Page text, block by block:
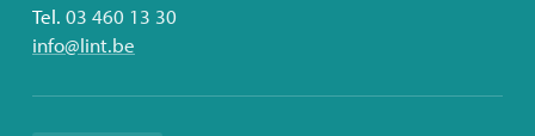
Tel. 03 460 13 30
E-
info@lint.be